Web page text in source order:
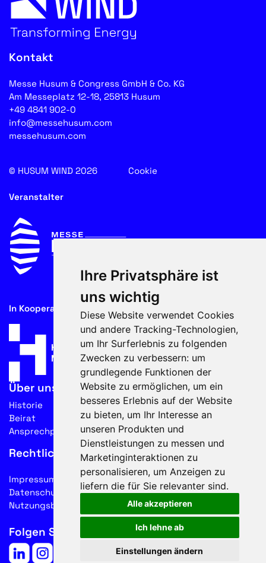
Ihre Privatsphäre ist
uns wichtig
Diese Website verwendet Cookies
und andere Tracking-Technologien,
um Ihr Surferlebnis zu folgenden
Zwecken zu verbessern: um
grundlegende Funktionen der
Website zu ermöglichen, um ein
besseres Erlebnis auf der Website
zu bieten, um Ihr Interesse an
unseren Produkten und
Dienstleistungen zu messen und
Marketinginteraktionen zu
personalisieren, um Anzeigen zu
liefern die für Sie relevanter sind.
Alle akzeptieren
Ich lehne ab
Einstellungen ändern
Kontakt
Messe Husum & Congress GmbH & Co. KG
Am Messeplatz 12-18, 25813 Husum
+49 4841 902-0
info@messehusum.com
messehusum.com
© HUSUM WIND 2026 Cookie
Veranstalter
In Kooperation mit
Über uns
Historie
Beirat
Ansprechpartner
Rechtliches
Impressum
Datenschutz
Nutzungsbedingungen
Folgen Sie uns auf Social Media